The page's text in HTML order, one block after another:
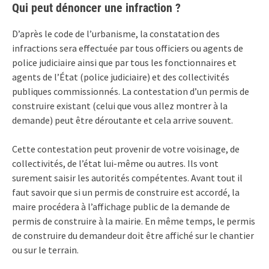
Qui peut dénoncer une infraction ?
D’après le code de l’urbanisme, la constatation des
infractions sera effectuée par tous officiers ou agents de
police judiciaire ainsi que par tous les fonctionnaires et
agents de l’État (police judiciaire) et des collectivités
publiques commissionnés. La contestation d’un permis de
construire existant (celui que vous allez montrer à la
demande) peut être déroutante et cela arrive souvent.
Cette contestation peut provenir de votre voisinage, de
collectivités, de l’état lui-même ou autres. Ils vont
surement saisir les autorités compétentes. Avant tout il
faut savoir que si un permis de construire est accordé, la
maire procédera à l’affichage public de la demande de
permis de construire à la mairie. En même temps, le permis
de construire du demandeur doit être affiché sur le chantier
ou sur le terrain.